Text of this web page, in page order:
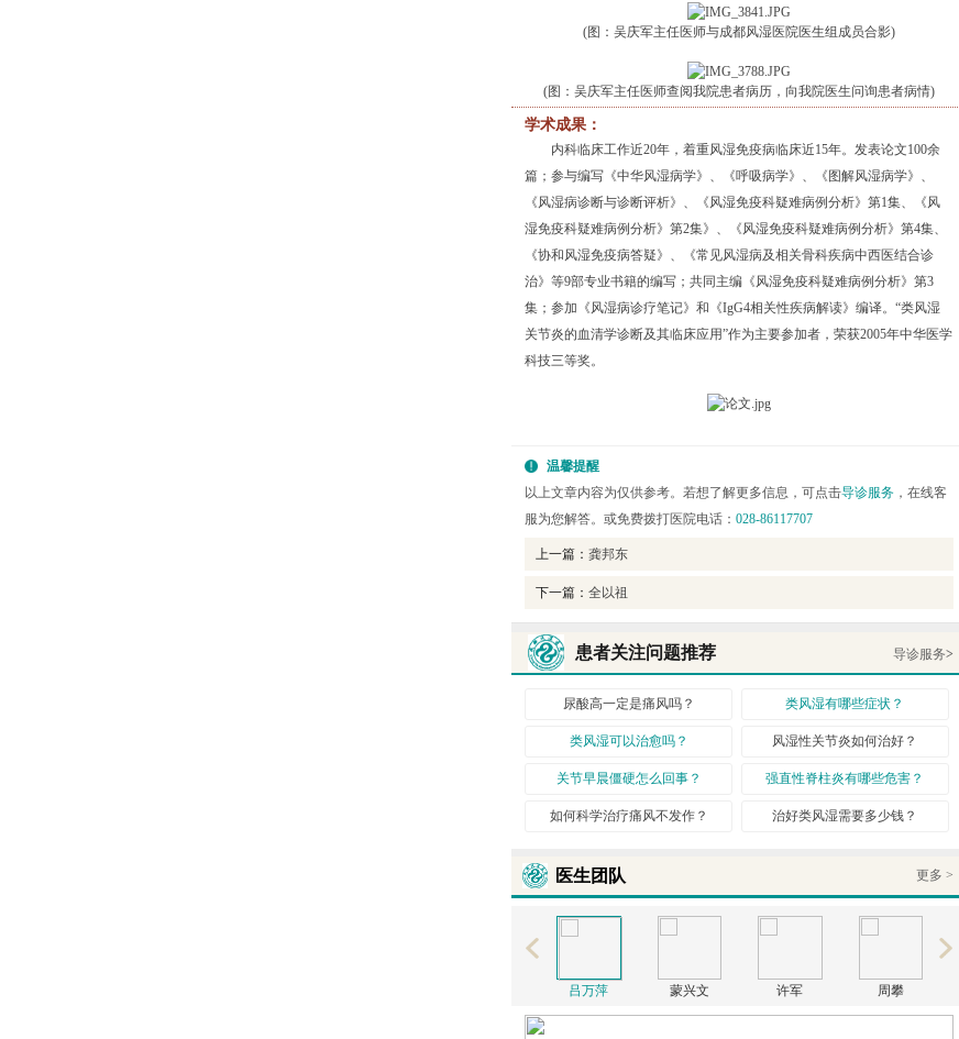
(图：吴庆军主任医师与成都风湿医院医生组成员合影)
(图：吴庆军主任医师查阅我院患者病历，向我院医生问询患者病情)
学术成果：
内科临床工作近20年，着重风湿免疫病临床近15年。发表论文100余
篇；参与编写《中华风湿病学》、《呼吸病学》、《图解风湿病学》、
《风湿病诊断与诊断评析》、《风湿免疫科疑难病例分析》第1集、《风
湿免疫科疑难病例分析》第2集》、《风湿免疫科疑难病例分析》第4集、
《协和风湿免疫病答疑》、《常见风湿病及相关骨科疾病中西医结合诊
治》等9部专业书籍的编写；共同主编《风湿免疫科疑难病例分析》第3
集；参加《风湿病诊疗笔记》和《IgG4相关性疾病解读》编译。“类风湿
关节炎的血清学诊断及其临床应用”作为主要参加者，荣获2005年中华医学
科技三等奖。
温馨提醒
以上文章内容为仅供参考。若想了解更多信息，可点击导诊服务 ，在线客
服为您解答。或免费拨打医院电话：028-86117707
上一篇：龚邦东
下一篇：全以祖
患者关注问题推荐 导诊服务>
尿酸高一定是痛风吗？ 类风湿有哪些症状？
类风湿可以治愈吗？ 风湿性关节炎如何治好？
关节早晨僵硬怎么回事？ 强直性脊柱炎有哪些危害？
如何科学治疗痛风不发作？ 治好类风湿需要多少钱？
医生团队 更多 >
吕万萍 蒙兴文 许军 周攀